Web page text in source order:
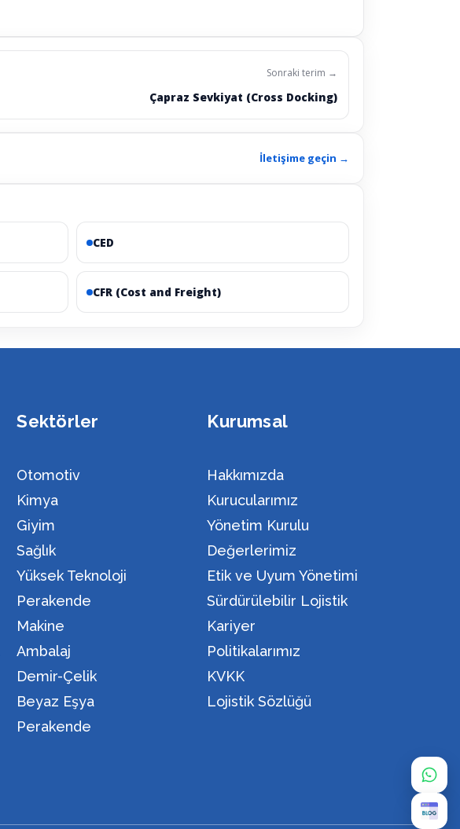
Sonraki terim →
Çapraz Sevkiyat (Cross Docking)
İletişime geçin →
CED
CFR (Cost and Freight)
Sektörler
Otomotiv
Kimya
Giyim
Sağlık
Yüksek Teknoloji
Perakende
Makine
Ambalaj
Demir-Çelik
Beyaz Eşya
Perakende
Kurumsal
Hakkımızda
Kurucularımız
Yönetim Kurulu
Değerlerimiz
Etik ve Uyum Yönetimi
Sürdürülebilir Lojistik
Kariyer
Politikalarımız
KVKK
Lojistik Sözlüğü